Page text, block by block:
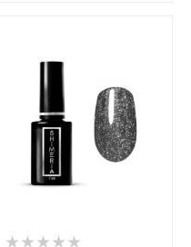
★★★★★